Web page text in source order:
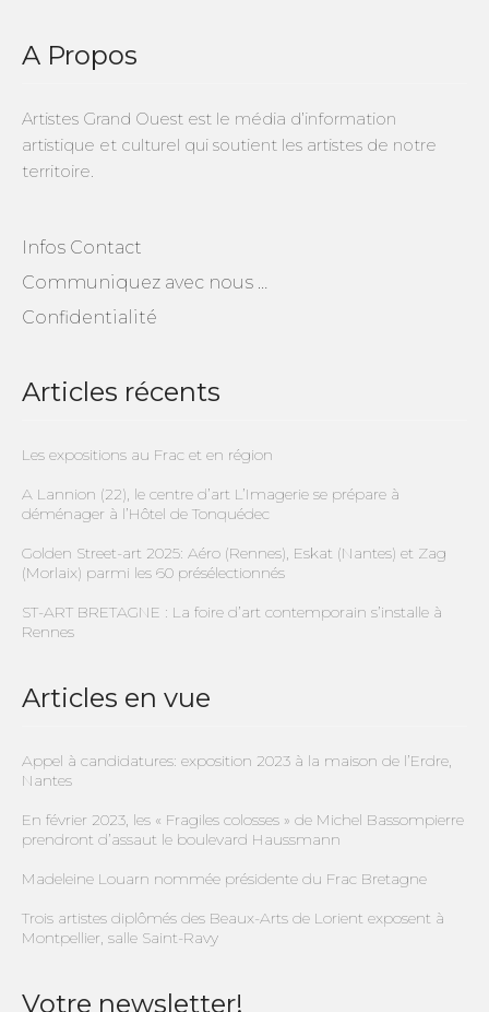
A Propos
Artistes Grand Ouest est le média d’information
artistique et culturel qui soutient les artistes de notre
territoire.
Infos Contact
Communiquez avec nous …
Confidentialité
Articles récents
Les expositions au Frac et en région
A Lannion (22), le centre d’art L’Imagerie se prépare à
déménager à l’Hôtel de Tonquédec
Golden Street-art 2025: Aéro (Rennes), Eskat (Nantes) et Zag
(Morlaix) parmi les 60 présélectionnés
ST-ART BRETAGNE : La foire d’art contemporain s’installe à
Rennes
Articles en vue
Appel à candidatures: exposition 2023 à la maison de l’Erdre,
Nantes
En février 2023, les « Fragiles colosses » de Michel Bassompierre
prendront d’assaut le boulevard Haussmann
Madeleine Louarn nommée présidente du Frac Bretagne
Trois artistes diplômés des Beaux-Arts de Lorient exposent à
Montpellier, salle Saint-Ravy
Votre newsletter!